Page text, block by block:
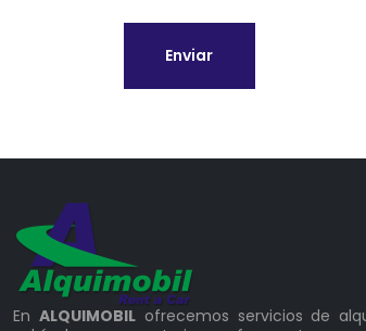
Enviar
En ALQUIMOBILofrecemos servicios de